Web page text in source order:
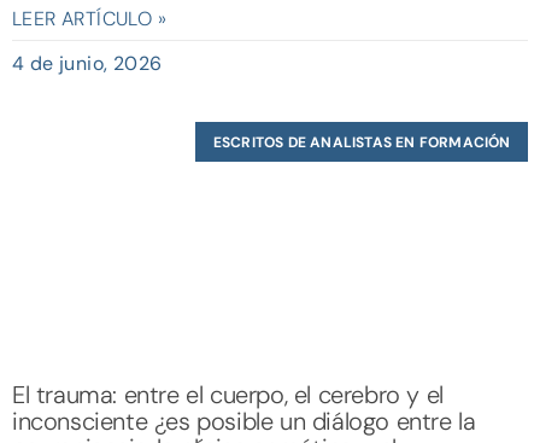
LEER ARTÍCULO »
4 de junio, 2026
ESCRITOS DE ANALISTAS EN FORMACIÓN
El trauma: entre el cuerpo, el cerebro y el
inconsciente ¿es posible un diálogo entre la